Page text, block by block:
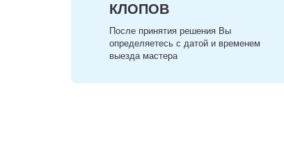
КЛОПОВ
После принятия решения Вы
определяетесь с датой и временем
выезда мастера